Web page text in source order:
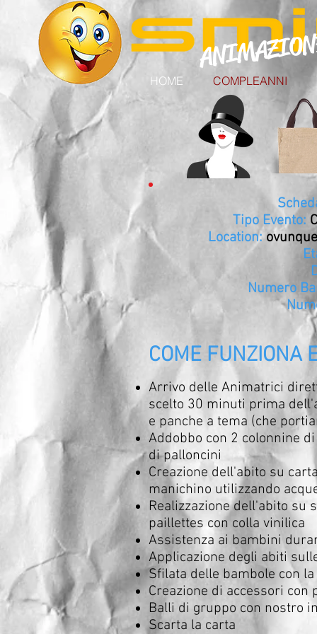
HOME COMPLEANNI
Tipo Evento:
Location:
Numero
COME FUNZIONA
Arrivo delle Animatrici
scelto 30 minuti prima
e panche a tema (che
Addobbo con 2 colonnine
di palloncini
Creazione dell'abito su
manichino utilizzando
Realizzazione dell'abito su
paillettes con colla vinilica
Assistenza ai bambini
Applicazione degli abiti
Sfilata delle bambole con
Creazione di accessori
Balli di gruppo con nostro
Scarta la carta